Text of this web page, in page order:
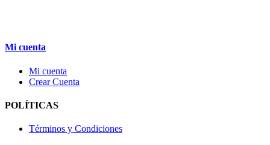
Mi cuenta
Mi cuenta
Crear Cuenta
POLÍTICAS
Términos y Condiciones